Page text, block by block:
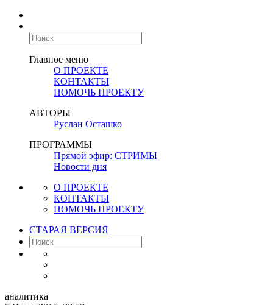
Главное меню
О ПРОЕКТЕ
КОНТАКТЫ
ПОМОЧЬ ПРОЕКТУ
АВТОРЫ
Руслан Осташко
ПРОГРАММЫ
Прямой эфир: СТРИМЫ
Новости дня
О ПРОЕКТЕ
КОНТАКТЫ
ПОМОЧЬ ПРОЕКТУ
СТАРАЯ ВЕРСИЯ
аналитика